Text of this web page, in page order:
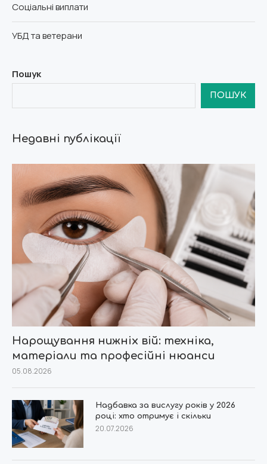
Пошук
ПОШУК
Недавні публікації
Нарощування нижніх вій: техніка,
матеріали та професійні нюанси
05.08.2026
Надбавка за вислугу років у 2026
році: хто отримує і скільки
20.07.2026
Соціальні виплати
УБД та ветерани